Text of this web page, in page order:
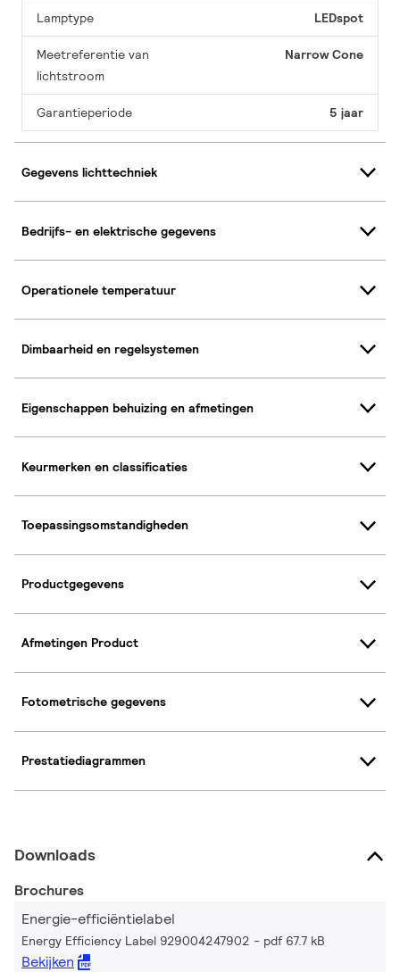
Lamptype LEDspot
Meetreferentie van
lichtstroom
Narrow Cone
Garantieperiode 5 jaar
Gegevens lichttechniek
Bedrijfs- en elektrische gegevens
Operationele temperatuur
Dimbaarheid en regelsystemen
Eigenschappen behuizing en afmetingen
Keurmerken en classificaties
Toepassingsomstandigheden
Productgegevens
Afmetingen Product
Fotometrische gegevens
Prestatiediagrammen
Downloads
Brochures
Energie-efficiëntielabel
Energy Efficiency Label 929004247902 pdf 67.7 kB
Bekijken